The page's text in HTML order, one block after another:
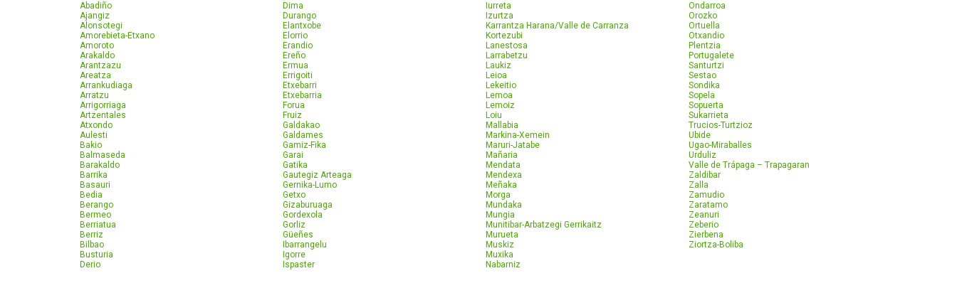
Abadiño
Ajangiz
Alonsotegi
Amorebieta-Etxano
Amoroto
Arakaldo
Arantzazu
Areatza
Arrankudiaga
Arratzu
Arrigorriaga
Artzentales
Atxondo
Aulesti
Bakio
Balmaseda
Barakaldo
Barrika
Basauri
Bedia
Berango
Bermeo
Berriatua
Berriz
Bilbao
Busturia
Derio
Dima
Durango
Elantxobe
Elorrio
Erandio
Ereño
Ermua
Errigoiti
Etxebarri
Etxebarria
Forua
Fruiz
Galdakao
Galdames
Gamiz-Fika
Garai
Gatika
Gautegiz Arteaga
Gernika-Lumo
Getxo
Gizaburuaga
Gordexola
Gorliz
Güeñes
Ibarrangelu
Igorre
Ispaster
Iurreta
Izurtza
Karrantza Harana/Valle de Carranza
Kortezubi
Lanestosa
Larrabetzu
Laukiz
Leioa
Lekeitio
Lemoa
Lemoiz
Loiu
Mallabia
Markina-Xemein
Maruri-Jatabe
Mañaria
Mendata
Mendexa
Meñaka
Morga
Mundaka
Mungia
Munitibar-Arbatzegi Gerrikaitz
Murueta
Muskiz
Muxika
Nabarniz
Ondarroa
Orozko
Ortuella
Otxandio
Plentzia
Portugalete
Santurtzi
Sestao
Sondika
Sopela
Sopuerta
Sukarrieta
Trucios-Turtzioz
Ubide
Ugao-Miraballes
Urduliz
Valle de Trápaga – Trapagaran
Zaldibar
Zalla
Zamudio
Zaratamo
Zeanuri
Zeberio
Zierbena
Ziortza-Boliba